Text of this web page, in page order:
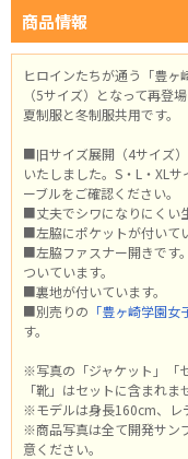
商品情報
ヒロインたちが通う「豊ヶ
（5サイズ）となって再登場
夏制服と冬制服共用です。
■旧サイズ展開（4サイズ
いたしました。S・L・XL
ーブルをご確認ください。
■丈夫でシワになりにくい
■左脇にポケットが付いて
■左脇ファスナー開きです
ついています。
■裏地が付いています。
■別売りの 「豊ヶ崎学園女
す。
※写真の「ジャケット」「
「靴」はセットに含まれま
※モデルは身長160cm、レ
※商品写真は全て開発サン
意ください。